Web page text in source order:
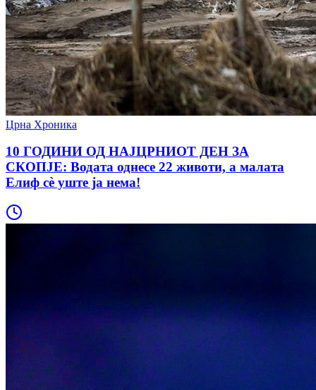
Црна Хроника
10 ГОДИНИ ОД НАЈЦРНИОТ ДЕН ЗА
СКОПЈЕ: Водата однесе 22 животи, а малата
Елиф сè уште ја нема!